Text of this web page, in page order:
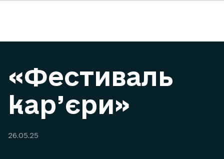
«Фестиваль
кар’єри»
26.05.25